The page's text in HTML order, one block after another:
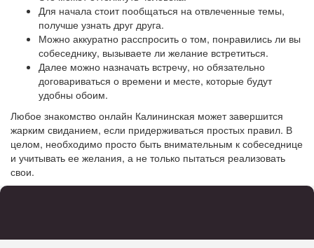
Для начала стоит пообщаться на отвлеченные темы,
получше узнать друг друга.
Можно аккуратно расспросить о том, понравились ли вы
собеседнику, вызываете ли желание встретиться.
Далее можно назначать встречу, но обязательно
договариваться о времени и месте, которые будут
удобны обоим.
Любое знакомство онлайн Калининская может завершится
жарким свиданием, если придерживаться простых правил. В
целом, необходимо просто быть внимательным к собеседнице
и учитывать ее желания, а не только пытаться реализовать
свои.